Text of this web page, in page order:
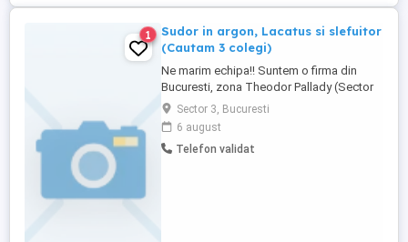
1
Sudor in argon, Lacatus si slefuitor
(Cautam 3 colegi)
Ne marim echipa!! Suntem o firma din
Bucuresti, zona Theodor Pallady (Sector
3), specializata in productia de mobilier
profesional din inox. Cautam un coleg
serios si implicat care sa ni se alature!
Salariu incepand de la 5000 lei Program
Sector 3, Bucuresti
6 august
Telefon validat